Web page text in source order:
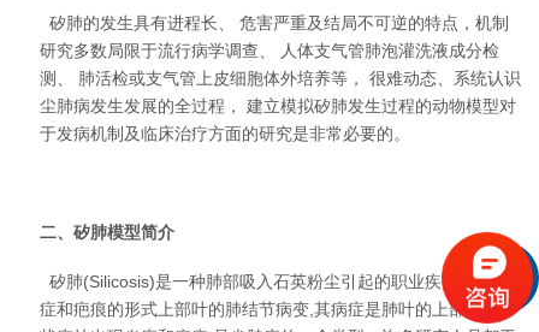
矽肺的发生具有进程长、 危害严重及结局不可逆的特点，机制
研究多数局限于流行病学调查、 人体支气管肺泡灌洗液成分检
测、 肺活检或支气管上皮细胞体外培养等， 很难动态、系统认识
尘肺病发生发展的全过程， 建立模拟矽肺发生过程的动物模型对
于发病机制及临床治疗方面的研究是非常必要的。
二、矽肺模型简介
矽肺(Silicosis)是一种肺部吸入石英粉尘引起的职业疾病,并有炎
症和疤痕的形式上部叶的肺结节病变,其病症是肺叶的上部以结节